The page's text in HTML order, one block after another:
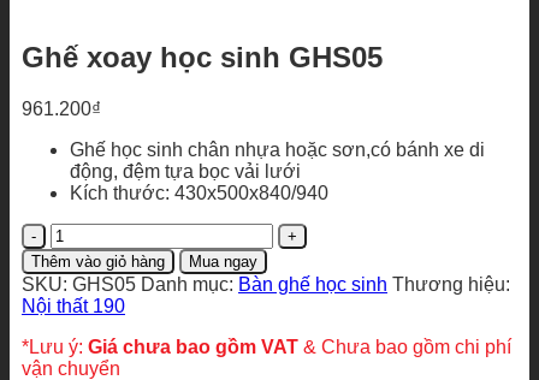
Ghế xoay học sinh GHS05
961.200₫
Ghế học sinh chân nhựa hoặc sơn,có bánh xe di
động, đệm tựa bọc vải lưới
Kích thước: 430x500x840/940
Ghế
xoay
học
sinh
GHS05
số
lượng
Thêm vào giỏ hàng Mua ngay
SKU: GHS05 Danh mục: Bàn ghế học sinh Thương hiệu:
Nội thất 190
*Lưu ý: Giá chưa bao gồm VAT & Chưa bao gồm chi phí
vận chuyển